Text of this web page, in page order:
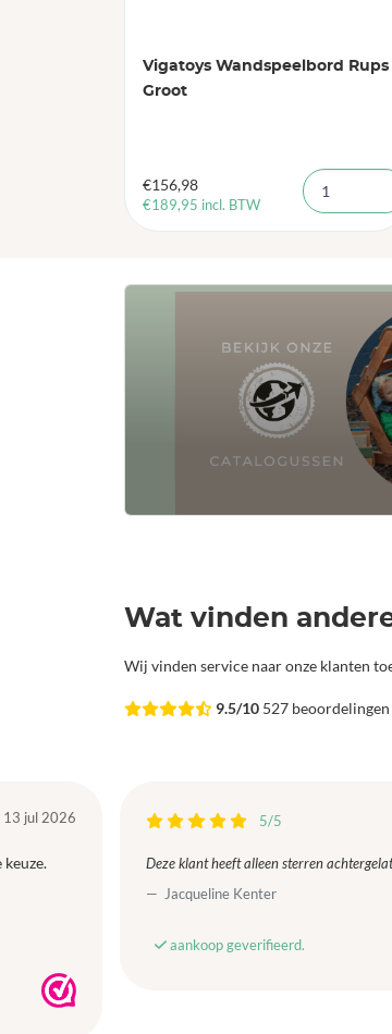
Vigatoys Wandspeelbord Rups
Groot
€156,98
€189,95 incl. BTW
Wat vinden
Wij vinden service naar onze klanten
9.5/10527
13 jul 2026 5/5
Deze klant heeft alleen sterren
Jacqueline Kenter
aankoop geverifieerd.